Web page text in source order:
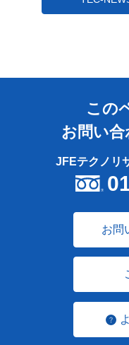
この
お問い
JFEテクノリ
お問